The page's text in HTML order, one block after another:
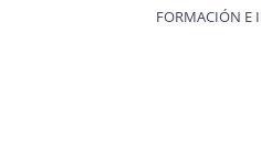
FORMACIÓN E